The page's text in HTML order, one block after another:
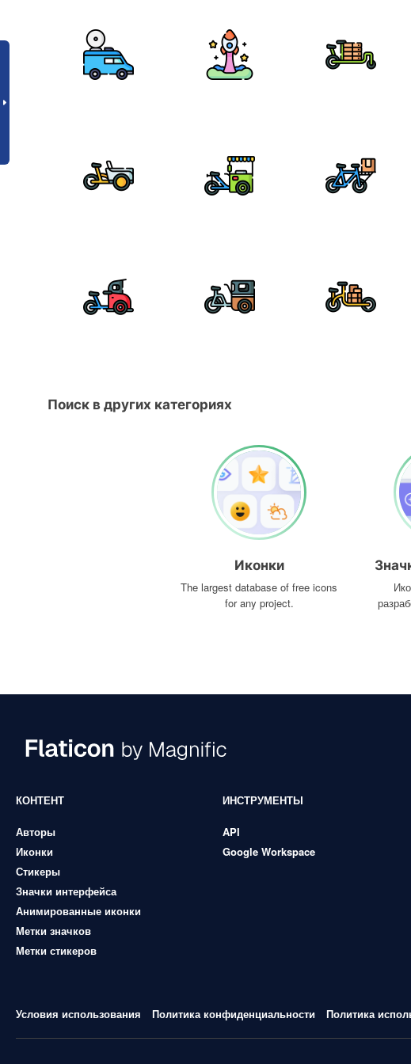
Поиск в других категориях
Иконки
The largest database of free icons
for any project.
КОНТЕНТ
Авторы
Иконки
Стикеры
Значки интерфейса
Анимированные иконки
Метки значков
Метки стикеров
ИНСТРУМЕНТЫ
API
Google Workspace
Условия использования Политика конфиденциальности Политика